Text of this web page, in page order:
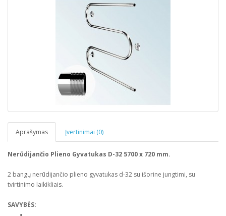
Aprašymas Įvertinimai (0)
Nerūdijančio Plieno Gyvatukas D-32 5700 x 720 mm.
2 bangų nerūdijančio plieno gyvatukas d-32 su išorine jungtimi, su
tvirtinimo laikikliais.
SAVYBĖS: